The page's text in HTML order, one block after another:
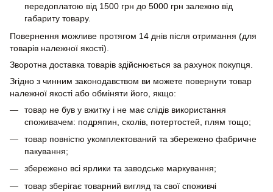
передоплатою від 1500 грн до 5000 грн залежно від
габариту товару.
Повернення можливе протягом 14 днів після отримання (для
товарів належної якості).
Зворотна доставка товарів здійснюється за рахунок покупця.
Згідно з чинним законодавством ви можете повернути товар
належної якості або обміняти його, якщо:
товар не був у вжитку і не має слідів використання
споживачем: подряпин, сколів, потертостей, плям тощо;
товар повністю укомплектований та збережено фабричне
пакування;
збережено всі ярлики та заводське маркування;
товар зберігає товарний вигляд та свої споживчі